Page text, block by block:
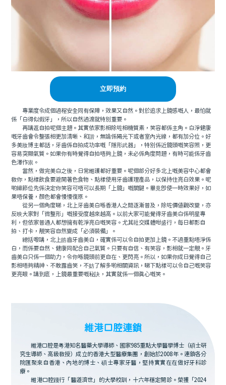
立即預約
專業度令成個過程安全同有保障，效果又自然。對於追求上鏡感嘅人，最怕就
係「白得似假牙」，所以自然過渡就特別重要。
再講返自拍呢個主題。其實依家影相除咗相機質素，笑容都係主角。白淨健康
嘅牙齒會令整張相更加清晰、和諧，無論係陽光下或者室內光線，都有加分位。好
多美妝博主都話，牙齒係自拍成功率嘅「隱形武器」，特別係近鏡頭嘅笑容照，更
容易突顯氣質。如果你有時覺得自拍唔夠上鏡，未必係角度問題，有時可能係牙齒
色澤作祟。
當然，做完美白之後，日常維護都好重要。呢個部分好多北上嘅美容中心都會
教你，點樣飲食要避開著色食物、點樣使用牙齒護理產品，以保持住亮白效果。呢
啲細節位先係決定你笑容可唔可以長期「上鏡」嘅關鍵。畢竟即使一時效果好，如
果唔保養，顏色都會慢慢復原。
從另一個角度睇，北上牙齒美白喺香港人之間逐漸普及，除咗價值觀改變，亦
反映大家對「微整形」嘅接受度越來越高。以前大家可能覺得牙齒美白係明星專
利，但依家普通人都想擁有乾淨亮白嘅笑容。尤其社交媒體咁盛行，每日都影自
拍、打卡，靚笑容自然變成「必須裝備」。
總括嚟講，北上皓齒牙齒美白，確實係可以令自拍更加上鏡。不過重點唔淨係
白，而係要自然、健康同配合自己氣質。只要有自信、有笑容，影相就一定靚。牙
齒美白只係一個助力，令你喺鏡頭前更自在、更閃亮。所以，如果你成日覺得自己
影相唔夠精神、不敢露齒笑，不妨了解多啲相關資訊，睇下點樣可以令自己嘅笑容
更亮眼。講到底，上鏡最重要嘅秘訣，其實就係一個真心嘅笑。
維港口腔連鎖
維港口腔是粵港知名醫藥大學導師、國家985重點大學醫學博士（碩士研
究生導師、高級教授）成立的香港大型醫療集團，創始於2008年。連鎖各分
院匯聚來自香港、內地的博士、碩士專家牙醫，堅持實實在在做好牙科診
療。
維港口腔踐行「醫道濟世」的大學校訓，十六年穩定開診。榮獲「2024